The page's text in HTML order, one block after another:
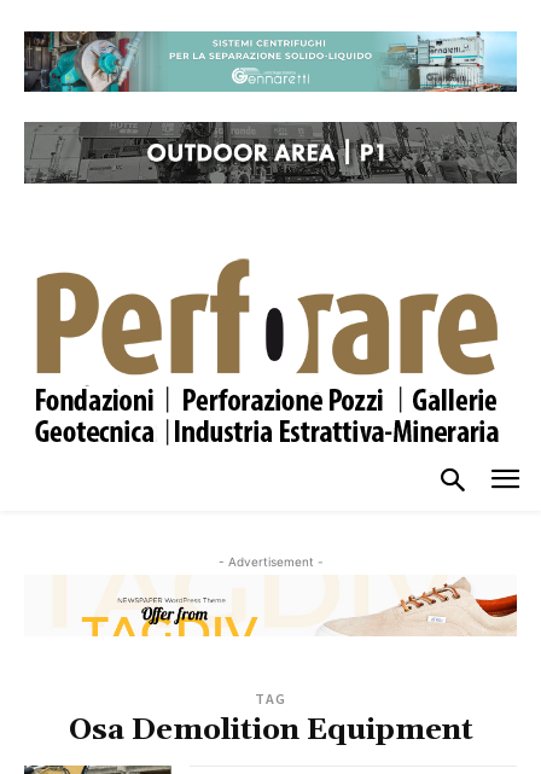
- Advertisement -
TAG
Osa Demolition Equipment